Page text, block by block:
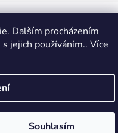
Dalším procházením
jejich používáním.. Více
Souhlasím